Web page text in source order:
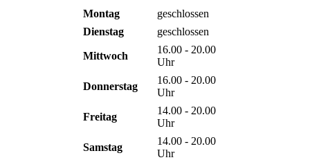
Montag
geschlossen
Dienstag
geschlossen
Mittwoch
16.00 - 20.00
Uhr
Donnerstag
16.00 - 20.00
Uhr
Freitag
14.00 - 20.00
Uhr
Samstag
14.00 - 20.00
Uhr